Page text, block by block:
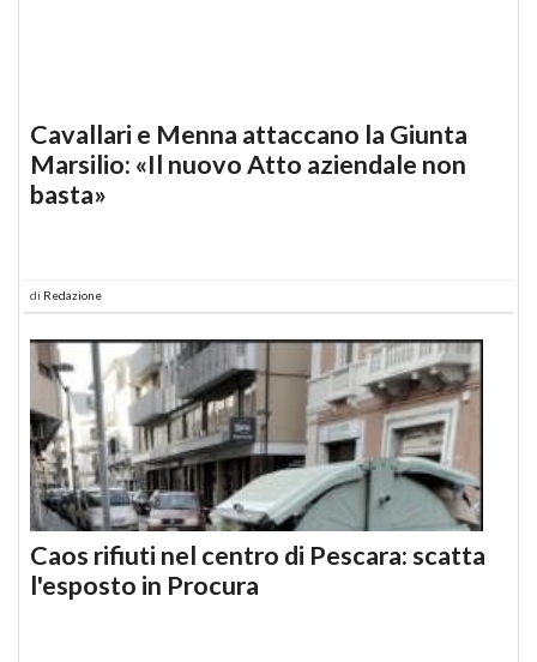
Cavallari e Menna attaccano la Giunta
Marsilio: «Il nuovo Atto aziendale non
basta»
di Redazione
Caos rifiuti nel centro di Pescara: scatta
l'esposto in Procura